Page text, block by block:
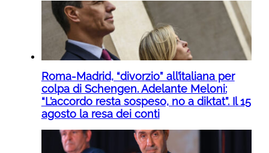
Roma-Madrid, “divorzio” all’italiana per
colpa di Schengen. Adelante Meloni:
“L’accordo resta sospeso, no a diktat”. Il 15
agosto la resa dei conti